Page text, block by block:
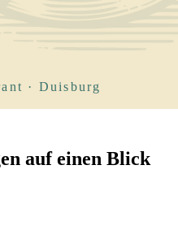
· Duisburg
auf einen Blick